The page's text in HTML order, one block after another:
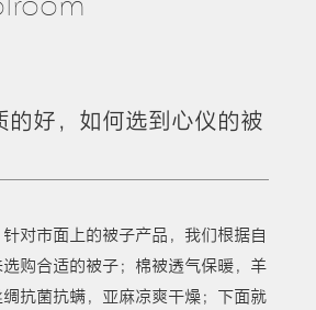
的好，如何选到心仪的被
对市面上的被子产品，我们根据自
购合适的被子；棉被透气保暖，羊
抗菌抗螨，亚麻凉爽干燥；下面就